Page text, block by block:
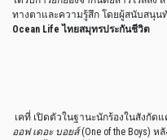
ทางตาและความรู้สึก โดยผู้สนับสนุน
Ocean Life ไทยสมุทรประกันชีวิต
เคที่ เปิดตัวในฐานะนักร้องในสังกัด
ออฟ เดอะ บอยส์(One of the Boys)